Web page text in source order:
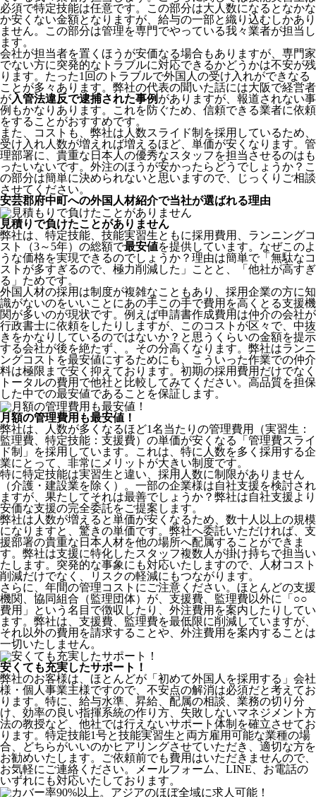
必須で特定技能は任意です。この部分は大人数になるとなかな
か安くない金額となりますが、給与の一部と織り込むしかあり
ません。この部分は管理を専門でやっている我々業者が担当し
ます。
会社が担当者を置くほうが安価なる場合もありますが、専門家
でない方に突発的なトラブルに対応できるかどうかは不安が残
ります。たった1回のトラブルで外国人の受け入れができなる
ことが多々あります。弊社の代表の聞いた話には大阪で経営者
が入管法違反で逮捕された事例 がありますが、報道されない事
例もかなりあります。これを防ぐため、信頼できる業者に依頼
をすることがおすすめです。
また、コストも、弊社は人数スライド制を採用しているため、
受け入れ人数が増えれば増えるほど、単価が安くなります。管
理部署に、貴重な日本人の優秀なスタッフを担当させるのはも
ったいないです。外注のほうが安かったらどうでしょうか？こ
の部分は簡単に決められないと思いますので、じっくりご相談
させてください。
安芸郡府中町への外国人材紹介で当社が選ばれる理由
見積りで負けたことがありません
弊社は、特定技能、技能実習生ともに採用費用、ランニングコ
スト（3～5年）の総額で最安値を提供しています。なぜこのよ
うな価格を実現できるのでしょうか？理由は簡単で「無駄なコ
ストが多すぎるので、極力削減した」ことと、
「他社が高すぎ
る」 ためです。
外国人材の採用は制度が複雑なこともあり、採用企業の方に知
識がないのをいいことにあの手この手で費用を高くとる支援機
関が多いのが現状です。例えば申請書作成費用は仲介の会社が
行政書士に依頼をしたりしますが、このコストが区々で、中抜
きをかなりしているのではないか？と思うくらいの金額を提示
する会社が後を絶たず、。その分高くなります。弊社はランニ
ングコストを最安値にするためにも、こういった作業での仲介
料は極限まで安く抑えております。 初期の採用費用だけでなく
トータルの費用で他社と比較してみてください。 高品質を担保
した中での最安値であることを保証します。
月額の管理費用も最安値！
弊社は、
人数が多くなるほど1名当たりの管理費用（実習生：
監理費、特定技能：支援費）の単価が安くなる「管理費スライ
ド制」を採用 しています。これは、特に人数を多く採用する企
業にとって、非常にメリットが大きい制度です。
特に特定技能は実習生と違い、採用人数に制限がありません
（介護・建設業を除く）。一部の企業様は自社支援を検討され
ますが、果たしてそれは最善でしょうか？弊社は自社支援より
安価な支援の完全委託をご提案します。
弊社は人数が増えると単価が安くなるため、数十人以上の規模
になりますと、驚きの単価です。弊社へ委託いただければ、支
援部署の貴重な日本人材を他の場所へ配属することができま
す。弊社は支援に特化したスタッフ複数人が掛け持ちで担当い
たします。突発的な事象にも対応いたしますので、人材コスト
削減だけでなく、リスクの軽減にもつながります。
さらに、年間の管理コストにご注意ください。ほとんどの支援
機関、協同組合（監理団体）が、支援費、監理費以外に「○○
費用」という名目で徴収したり、外注費用を案内したりしてい
ます。弊社は、支援費、監理費を最低限に削減していますが、
それ以外の費用を請求することや、外注費用を案内することは
一切いたしません。
安くても充実したサポート！
弊社のお客様は、ほとんどが 「初めて外国人を採用する」 会社
様・個人事業主様ですので、不安点の解消は必須だと考えてお
ります。特に、給与水準、昇給、配属の相談、業務の切り分
け、効率の良い指揮系統の作り方、失敗しないマネジメント方
法の教授など、 他社では行えないサポート体制 を確立させてお
ります。特定技能1号と技能実習生と両方雇用可能な業種の場
合、どちらがいいのかヒアリングさせていただき、適切な方を
お勧めいたします。ご依頼前でも費用はいただきませんので、
お気軽にご連絡ください。メールフォーム、LINE、お電話の
いずれにも対応いたしております。